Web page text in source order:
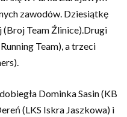
zawodów. Dziesiątkę
Team Źlinice).Drugi
Team), a trzeci
Dominka Sasin (KB
(LKS Iskra Jaszkowa) i